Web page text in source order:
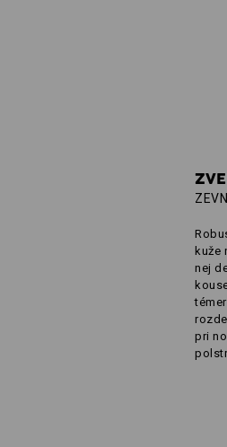
kuže
nej
pri